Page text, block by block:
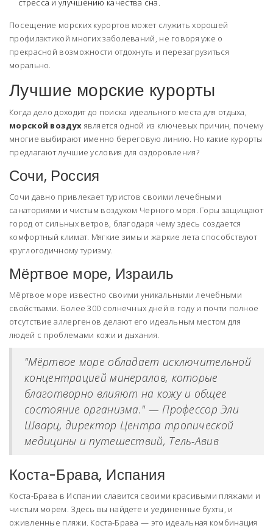
стресса и улучшению качества сна.
Посещение морских курортов может служить хорошей
профилактикой многих заболеваний, не говоря уже о
прекрасной возможности отдохнуть и перезагрузиться
морально.
Лучшие морские курорты
Когда дело доходит до поиска идеального места для отдыха,
морской воздух является одной из ключевых причин, почему
многие выбирают именно береговую линию. Но какие курорты
предлагают лучшие условия для оздоровления?
Сочи, Россия
Сочи давно привлекает туристов своими лечебными
санаториями и чистым воздухом Черного моря. Горы защищают
город от сильных ветров, благодаря чему здесь создается
комфортный климат. Мягкие зимы и жаркие лета способствуют
круглогодичному туризму.
Мёртвое море, Израиль
Мёртвое море известно своими уникальными лечебными
свойствами. Более 300 солнечных дней в году и почти полное
отсутствие аллергенов делают его идеальным местом для
людей с проблемами кожи и дыхания.
"Мёртвое море обладает исключительной
концентрацией минералов, которые
благотворно влияют на кожу и общее
состояние организма." — Профессор Эли
Шварц, директор Центра тропической
медицины и путешествий, Тель-Авив
Коста-Брава, Испания
Коста-Брава в Испании славится своими красивыми пляжами и
чистым морем. Здесь вы найдете и уединенные бухты, и
оживленные пляжи. Коста-Брава — это идеальная комбинация